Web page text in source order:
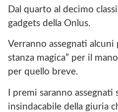
Dal quarto al decimo
gadgets della Onlus.
Verranno assegnati alcuni
stanza magica” per il
per quello breve.
I premi saranno
insindacabile della giuria